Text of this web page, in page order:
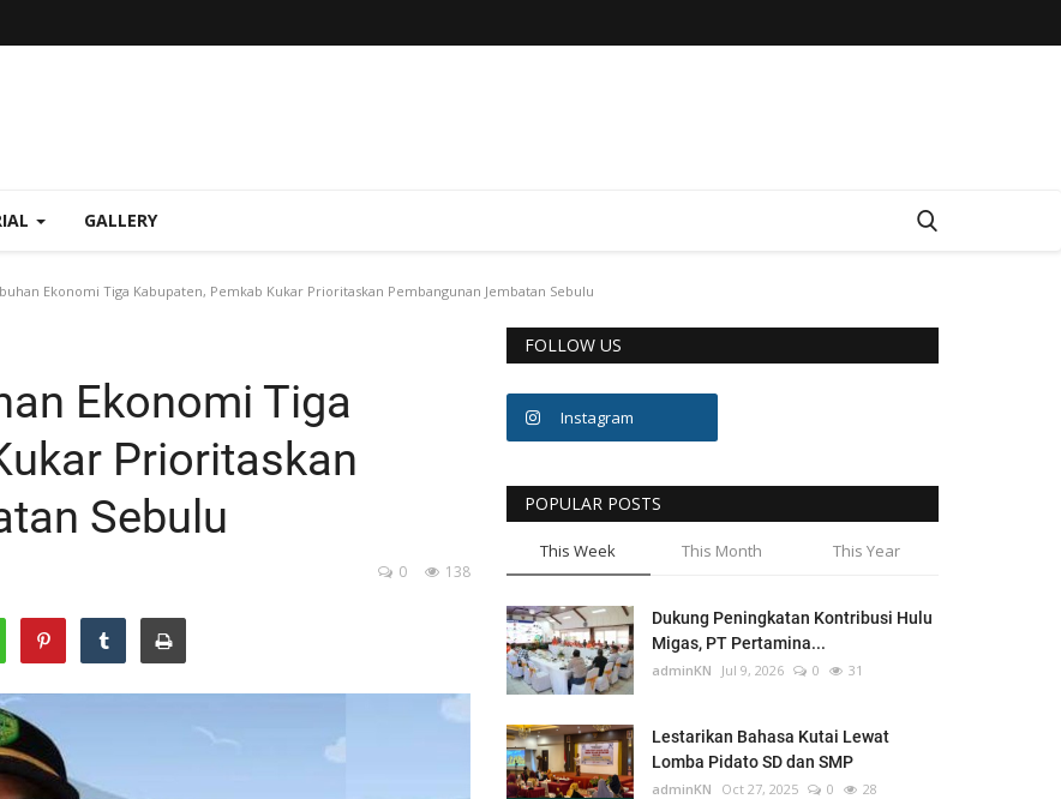
GALLERY
Ekonomi Tiga Kabupaten, Pemkab Kukar Prioritaskan Pembangunan Jembatan Sebulu
Ekonomi Tiga
Prioritaskan
Sebulu
138
0
FOLLOW US
Instagram
POPULAR POSTS
This Week This Month This Year
Dukung Peningkatan Kontribusi Hulu
Migas, PT Pertamina...
adminKN Jul 9, 2026 0 31
Lestarikan Bahasa Kutai Lewat
Lomba Pidato SD dan SMP
adminKN Oct 27, 2025 0 28